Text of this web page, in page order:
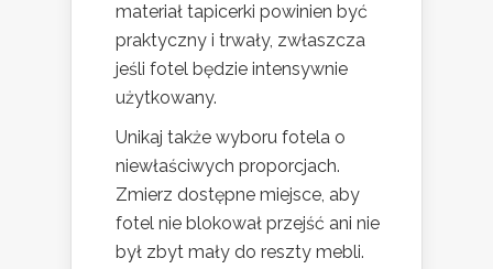
materiał tapicerki powinien być
praktyczny i trwały, zwłaszcza
jeśli fotel będzie intensywnie
użytkowany.
Unikaj także wyboru fotela o
niewłaściwych proporcjach.
Zmierz dostępne miejsce, aby
fotel nie blokował przejść ani nie
był zbyt mały do reszty mebli.